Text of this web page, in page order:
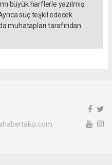
büyük harflerle yazılmış
suç teşkil edecek
muhatapları tarafından